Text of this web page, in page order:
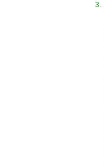
3.